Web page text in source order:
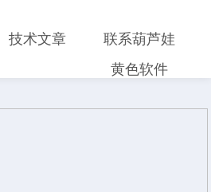
技术文章
联系葫芦娃
黄色软件